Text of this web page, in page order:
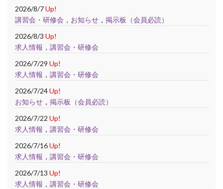
2026/8/7Up!
講習会・研修会 ， お知らせ ， 掲示板（会員必読）
2026/8/3 Up!
求人情報 ， 講習会・研修会
2026/7/29 Up!
求人情報 ， 講習会・研修会
2026/7/24Up!
お知らせ ， 掲示板（会員必読）
2026/7/22 Up!
求人情報 ， 講習会・研修会
2026/7/16Up!
求人情報 ， 講習会・研修会
2026/7/13 Up!
求人情報 ， 講習会・研修会